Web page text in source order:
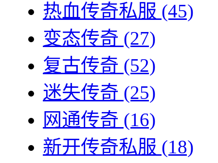
热血传奇私服 (45)
变态传奇 (27)
复古传奇 (52)
迷失传奇 (25)
网通传奇 (16)
新开传奇私服 (18)